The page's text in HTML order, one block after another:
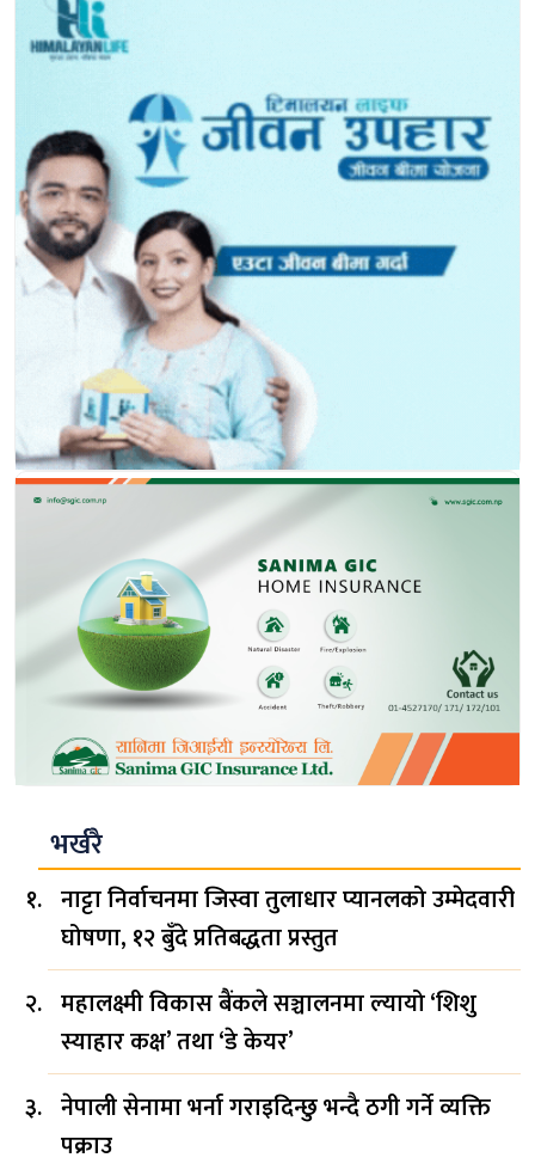
भर्खरै
नाट्टा निर्वाचनमा जिस्वा तुलाधार प्यानलको उम्मेदवारी
घोषणा, १२ बुँदे प्रतिबद्धता प्रस्तुत
महालक्ष्मी विकास बैंकले सञ्चालनमा ल्यायो ‘शिशु
स्याहार कक्ष’ तथा ‘डे केयर’
नेपाली सेनामा भर्ना गराइदिन्छु भन्दै ठगी गर्ने व्यक्ति
पक्राउ